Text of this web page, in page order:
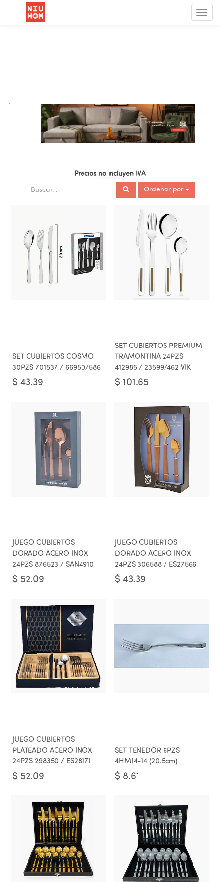
Menú
de
.
Precios no incluyen IVA
Ordenar por
SET CUBIERTOS COSMO
30PZS 701537 / 66950/586
$ 43.39
SET CUBIERTOS PREMIUM
TRAMONTINA 24PZS
412985 / 23599/462 VIK
$ 101.65
JUEGO CUBIERTOS
DORADO ACERO INOX
24PZS 876523 / SAN4910
$ 52.09
JUEGO CUBIERTOS
DORADO ACERO INOX
24PZS 306588 / ES27566
$ 43.39
JUEGO CUBIERTOS
PLATEADO ACERO INOX
24PZS 298350 / ES28171
$ 52.09
SET TENEDOR 6PZS
4HM14-14 (20.5cm)
$ 8.61